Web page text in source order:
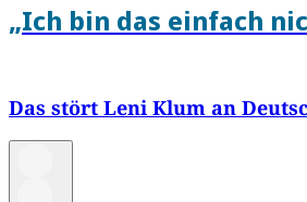
„Ich bin das einfach
Das stört Leni Klum an